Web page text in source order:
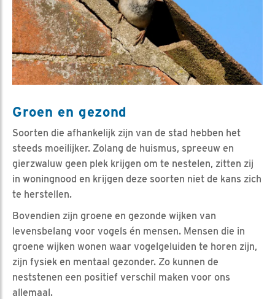
Groen en gezond
Soorten die afhankelijk zijn van de stad hebben het
steeds moeilijker. Zolang de huismus, spreeuw en
gierzwaluw geen plek krijgen om te nestelen, zitten zij
in woningnood en krijgen deze soorten niet de kans zich
te herstellen.
Bovendien zijn groene en gezonde wijken van
levensbelang voor vogels én mensen. Mensen die in
groene wijken wonen waar vogelgeluiden te horen zijn,
zijn fysiek en mentaal gezonder. Zo kunnen de
neststenen een positief verschil maken voor ons
allemaal.